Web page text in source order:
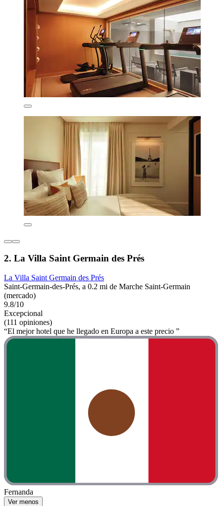
2. La Villa Saint Germain des Prés
La Villa Saint Germain des Prés
Saint-Germain-des-Prés, a 0.2 mi de Marche Saint-Germain
(mercado)
9.8/10
Excepcional
(111 opiniones)
“El mejor hotel que he llegado en Europa a este precio ”
Fernanda
Ver menos